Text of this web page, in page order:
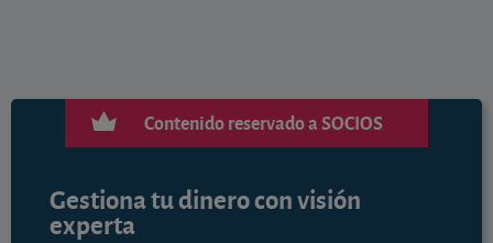
Contenido reservado a SOCIOS
Gestiona tu dinero con visión
experta